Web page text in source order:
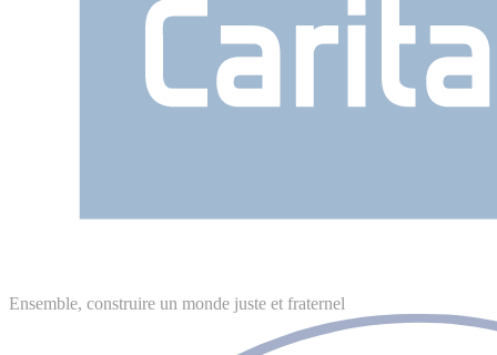
Ensemble, construire un monde juste et fraternel